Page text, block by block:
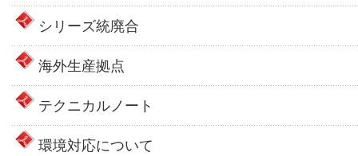
シリーズ統廃合
海外生産拠点
テクニカルノート
環境対応について